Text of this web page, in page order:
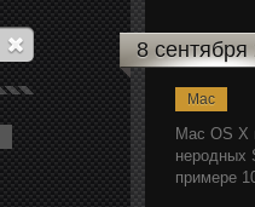
8 сентября
Mac
Mac OS X
неродных
примере